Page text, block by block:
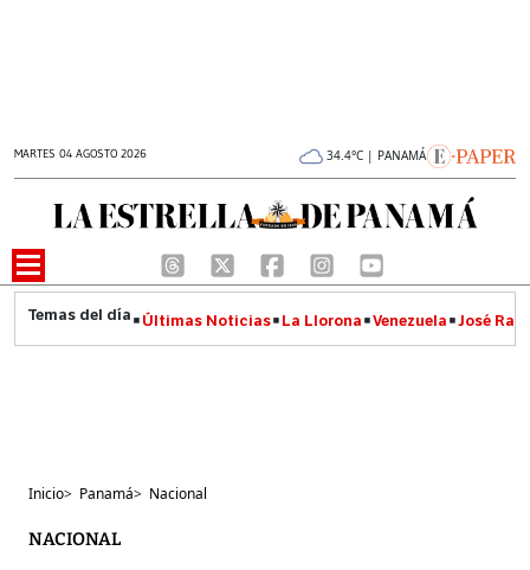
MARTES 04 AGOSTO 2026 34.4°C | PANAMÁ
Últimas Noticias La Llorona Venezuela José
Inicio> Panamá> Nacional
NACIONAL